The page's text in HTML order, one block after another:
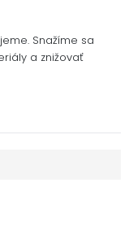
Snažíme sa
a znižovať